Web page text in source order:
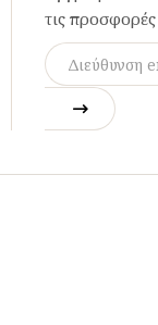
τις προσφορές